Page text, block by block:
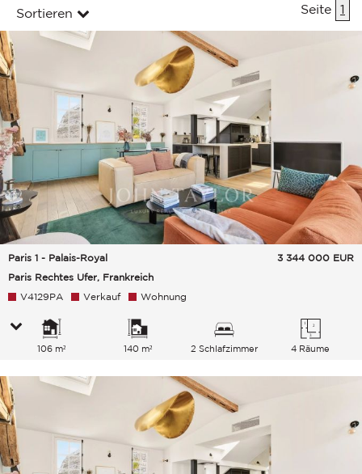
Sortieren Seite 1
Paris 1 - Palais-Royal
Paris Rechtes Ufer, Frankreich
3 344 000 EUR
V4129PA Verkauf Wohnung
106 m² 140 m² 2 Schlafzimmer 4 Räume